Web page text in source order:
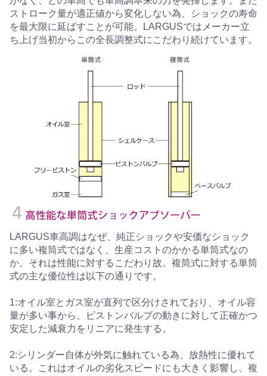
ストローク量が適正値から変化しない為、ショックの寿命
を最大限に延ばすことが可能。LARGUSではメーカー立
ち上げ当初からこの全長調整式にこだわり続けています。
LARGUS車高調はなぜ、純正ショックや安価なショック
に多い複筒式ではなく、生産コストのかかる単筒式なの
か。それは性能に対するこだわり故。複筒式に対する単筒
式の主な優位性は以下の通りです。
1:オイル室とガス室が直列で区分けされており、オイル容
量が多い事から、ピストンバルブの動きに対して正確かつ
安定した減衰力をリニアに発生する。
2:シリンダー自体が外気に触れている為、放熱性に優れて
いる。これはオイルの劣化スピードにも大きく影響し、複